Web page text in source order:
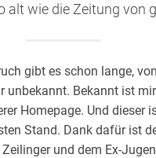
alt wie die Zeitung von
gibt es schon lange,
unbekannt. Bekannt ist
Homepage. Und dieser
Stand. Dank dafür ist
und dem Ex-